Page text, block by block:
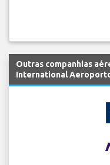
Outras companhias
International